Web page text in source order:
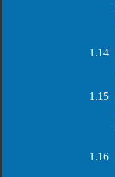
1.14
1.15
1.16